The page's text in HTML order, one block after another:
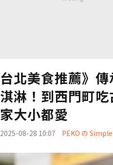
台北美食推薦》
淇淋！到西門町
家大小都愛
2025-08-28 10:07 PEKO の